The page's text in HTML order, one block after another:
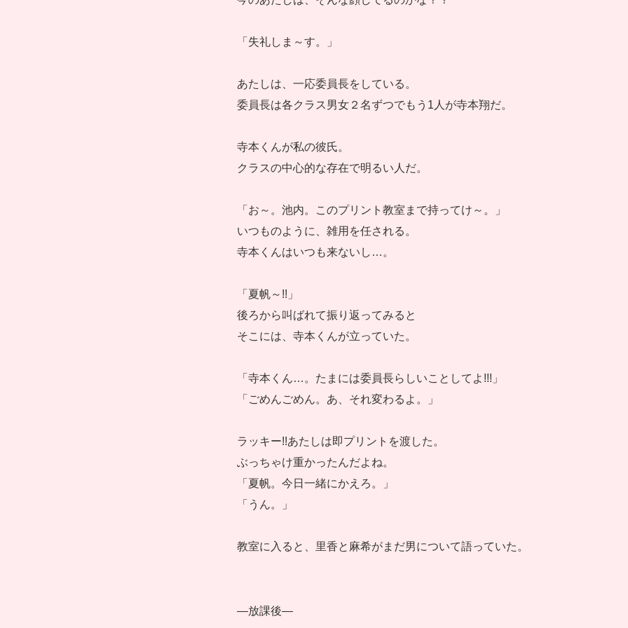
「失礼しま～す。」
あたしは、一応委員長をしている。
委員長は各クラス男女２名ずつでもう1人が寺本翔だ。
寺本くんが私の彼氏。
クラスの中心的な存在で明るい人だ。
「お～。池内。このプリント教室まで持ってけ～。」
いつものように、雑用を任される。
寺本くんはいつも来ないし…。
「夏帆～!!」
後ろから叫ばれて振り返ってみると
そこには、寺本くんが立っていた。
「寺本くん…。たまには委員長らしいことしてよ!!!」
「ごめんごめん。あ、それ変わるよ。」
ラッキー!!あたしは即プリントを渡した。
ぶっちゃけ重かったんだよね。
「夏帆。今日一緒にかえろ。」
「うん。」
教室に入ると、里香と麻希がまだ男について語っていた。
―放課後―